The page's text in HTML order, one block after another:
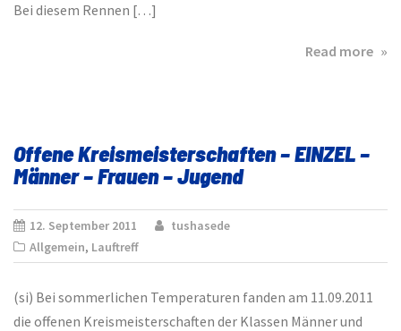
Bei diesem Rennen […]
Read more
Offene Kreismeisterschaften – EINZEL –
Männer – Frauen – Jugend
12. September 2011
tushasede
Allgemein, Lauftreff
(si) Bei sommerlichen Temperaturen fanden am 11.09.2011
die offenen Kreismeisterschaften der Klassen Männer und